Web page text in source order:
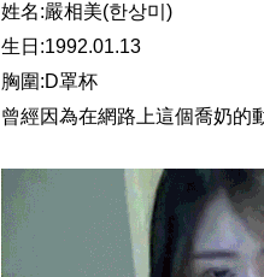
姓名:嚴相美(한상미)
生日:1992.01.13
胸圍:D罩杯
曾經因為在網路上這個喬奶的